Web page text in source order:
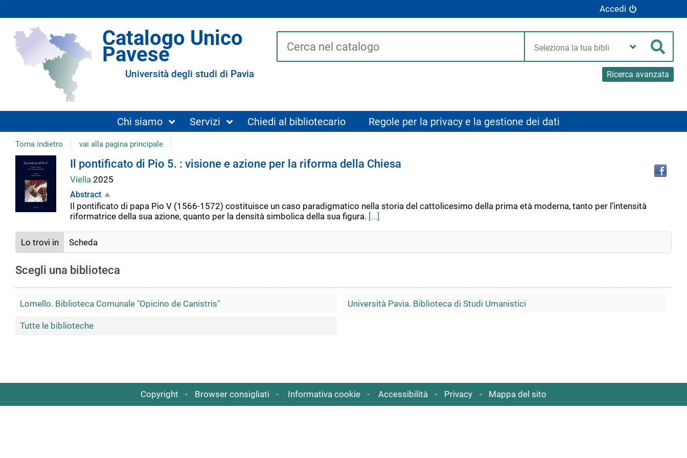
Accedi
Catalogo Unico
Pavese
Università degli studi di Pavia
Cerca su "Catalogo"
Cerca
Ricerca avanzata
Chi siamo Servizi Chiedi al bibliotecario Regole per la privacy e la gestione dei dati
Torna indietro vai alla pagina principale
Dettaglio
del
documento
Il pontificato di Pio 5. : visione e azione per la riforma della Chiesa
Viella 2025
Abstract
Il pontificato di papa Pio V (1566-1572) costituisce un caso paradigmatico nella storia del cattolicesimo della prima età moderna, tanto per l’intensità
riformatrice della sua azione, quanto per la densità simbolica della sua figura. [...]
Lo trovi in Scheda
Scegli una biblioteca
Lomello. Biblioteca Comunale "Opicino de Canistris" Università Pavia. Biblioteca di Studi Umanistici
Tutte le biblioteche
Copyright Browser consigliati Informativa cookie Accessibilità Privacy Mappa del sito